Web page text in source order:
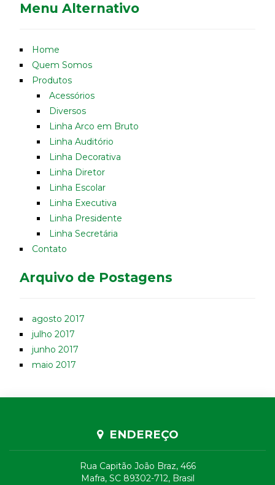
Menu Alternativo
Home
Quem Somos
Produtos
Acessórios
Diversos
Linha Arco em Bruto
Linha Auditório
Linha Decorativa
Linha Diretor
Linha Escolar
Linha Executiva
Linha Presidente
Linha Secretária
Contato
Arquivo de Postagens
agosto 2017
julho 2017
junho 2017
maio 2017
ENDEREÇO
Rua Capitão João Braz, 466
Mafra, SC 89302-712, Brasil